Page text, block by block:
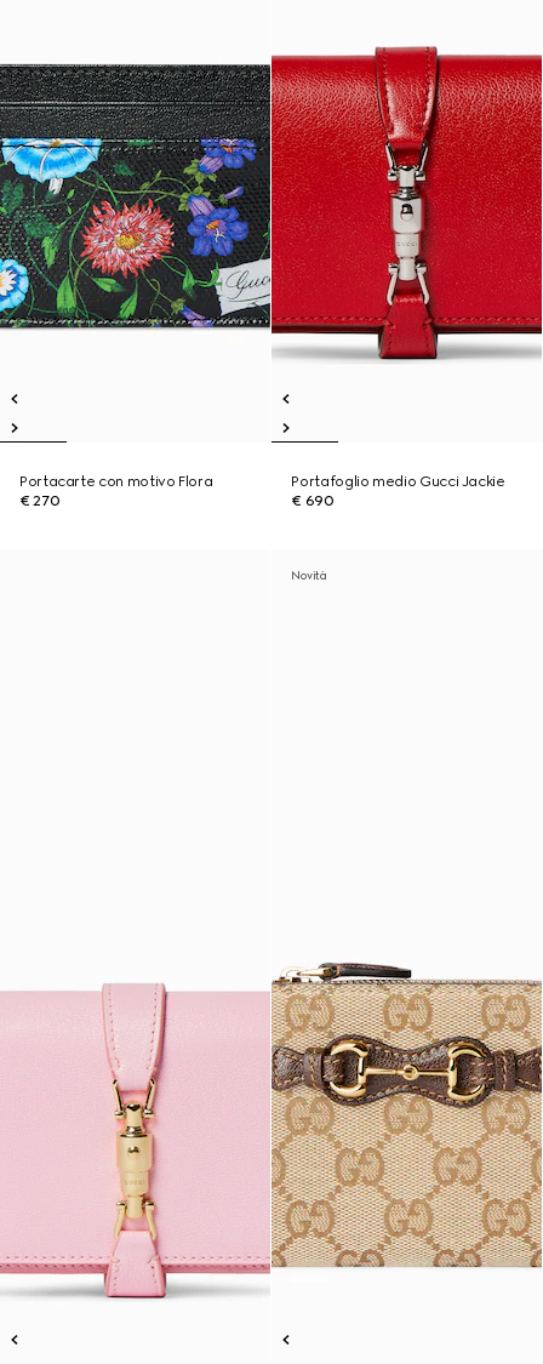
Portacarte con motivo Flora
€ 270
Portafoglio medio Gucci Jackie
€ 690
Novità